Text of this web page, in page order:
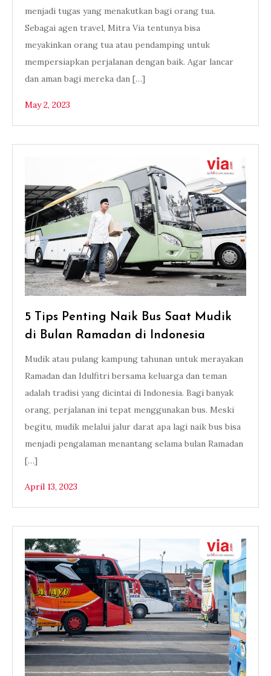
menjadi tugas yang menakutkan bagi orang tua.
Sebagai agen travel, Mitra Via tentunya bisa
meyakinkan orang tua atau pendamping untuk
mempersiapkan perjalanan dengan baik. Agar lancar
dan aman bagi mereka dan […]
May 2, 2023
5 Tips Penting Naik Bus Saat Mudik
di Bulan Ramadan di Indonesia
Mudik atau pulang kampung tahunan untuk merayakan
Ramadan dan Idulfitri bersama keluarga dan teman
adalah tradisi yang dicintai di Indonesia. Bagi banyak
orang, perjalanan ini tepat menggunakan bus. Meski
begitu, mudik melalui jalur darat apa lagi naik bus bisa
menjadi pengalaman menantang selama bulan Ramadan
[…]
April 13, 2023